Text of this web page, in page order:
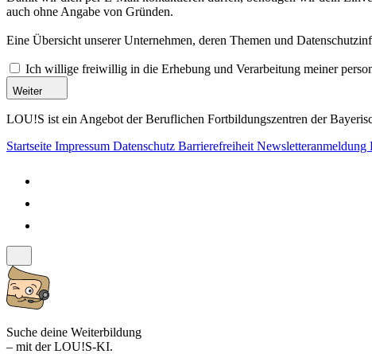
auch ohne Angabe von Gründen.
Eine Übersicht unserer Unternehmen, deren Themen und
Ich willige freiwillig in die Erhebung und Verarbeitung meiner
Weiter
LOU!S ist ein Angebot der Beruflichen Fortbildungszentren der
Startseite Impressum Datenschutz Barrierefreiheit Newsletteranmeldung
Suche deine Weiterbildung
– mit der LOU!S-KI.